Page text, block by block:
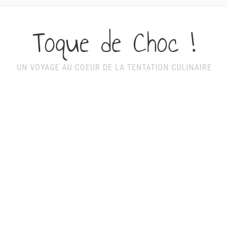
Toque de Choc !
UN VOYAGE AU COEUR DE LA TENTATION CULINAIRE